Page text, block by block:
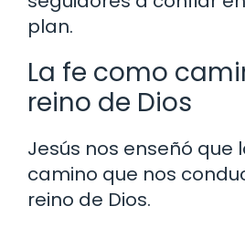
plan.
La fe como
reino de Dios
Jesús nos enseñó que
camino que nos
reino de Dios.